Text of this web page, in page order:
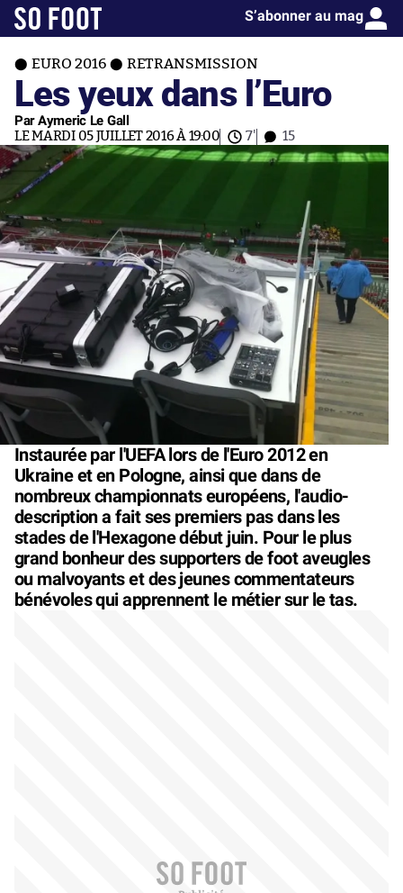
S’abonner au mag
EURO 2016 RETRANSMISSION
Les yeux dans l’Euro
Par Aymeric Le Gall
LE MARDI 05 JUILLET 2016 À 19:00 7' 15
Instaurée par l'UEFA lors de l'Euro 2012 en
Ukraine et en Pologne, ainsi que dans de
nombreux championnats européens, l'audio-
description a fait ses premiers pas dans les
stades de l'Hexagone début juin. Pour le plus
grand bonheur des supporters de foot aveugles
ou malvoyants et des jeunes commentateurs
bénévoles qui apprennent le métier sur le tas.